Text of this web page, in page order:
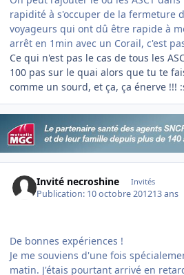
rapidité à s'occuper de la fermeture
voyageurs qui ont dû être rapide à
arrêt en 1min avec un Corail, c'est
Ce qui n'est pas le cas de tous les
100 pas sur le quai alors que tu te
comme un sourd, et ça, ça énerve !!!
Invité necroshine Invités
Publication: 10 octobre 201213 ans
De bonnes expériences !
Je me souviens d'une fois
matin. J'étais pourtant arrivé en